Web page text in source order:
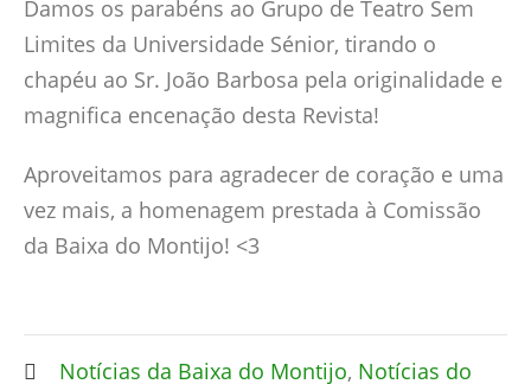
Damos os parabéns ao Grupo de Teatro Sem
Limites da Universidade Sénior, tirando o
chapéu ao Sr. João Barbosa pela originalidade e
magnifica encenação desta Revista!
Aproveitamos para agradecer de coração e uma
vez mais, a homenagem prestada à Comissão
da Baixa do Montijo! <3
Notícias da Baixa do Montijo, Notícias do